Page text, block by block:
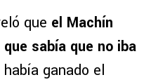
que el Machín
sabía que no iba
ganado el